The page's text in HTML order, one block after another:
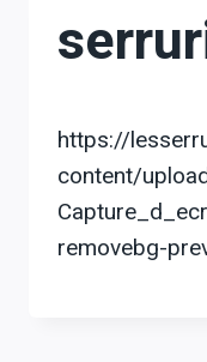
https://
content/
removebg-